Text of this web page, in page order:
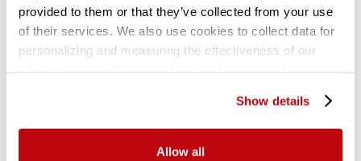
provided to them or that they’ve collected from your use
of their services. We also use cookies to collect data for
personalizing and measuring the effectiveness of our
Show details
Allow all
Legborden om de 33 mm verstelbaar
Gerelateerde producten